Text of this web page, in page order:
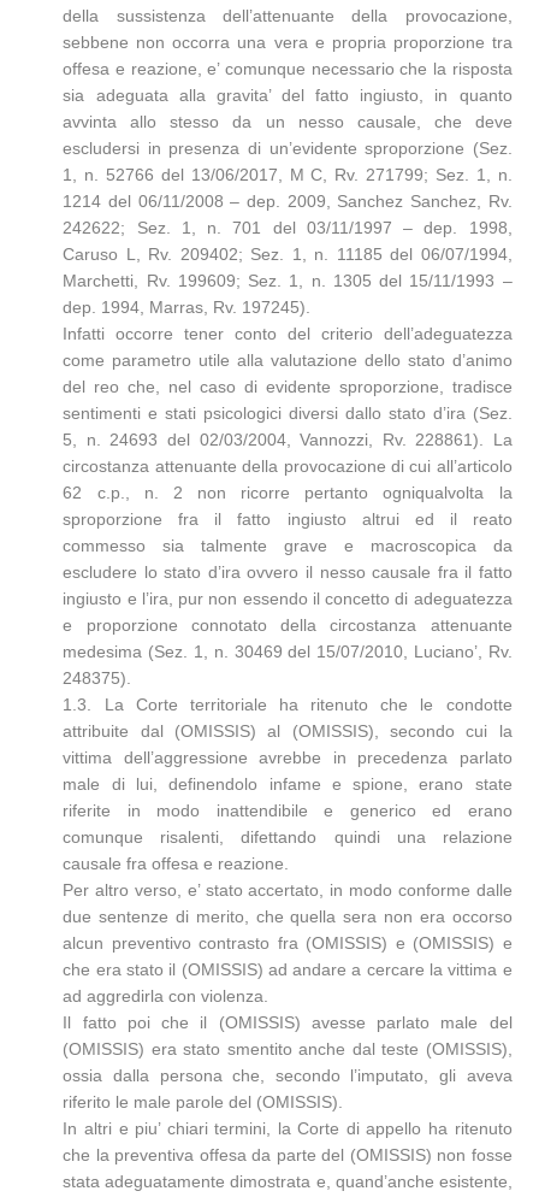
della sussistenza dell’attenuante della provocazione,
sebbene non occorra una vera e propria proporzione tra
offesa e reazione, e’ comunque necessario che la risposta
sia adeguata alla gravita’ del fatto ingiusto, in quanto
avvinta allo stesso da un nesso causale, che deve
escludersi in presenza di un’evidente sproporzione (Sez.
1, n. 52766 del 13/06/2017, M C, Rv. 271799; Sez. 1, n.
1214 del 06/11/2008 – dep. 2009, Sanchez Sanchez, Rv.
242622; Sez. 1, n. 701 del 03/11/1997 – dep. 1998,
Caruso L, Rv. 209402; Sez. 1, n. 11185 del 06/07/1994,
Marchetti, Rv. 199609; Sez. 1, n. 1305 del 15/11/1993 –
dep. 1994, Marras, Rv. 197245).
Infatti occorre tener conto del criterio dell’adeguatezza
come parametro utile alla valutazione dello stato d’animo
del reo che, nel caso di evidente sproporzione, tradisce
sentimenti e stati psicologici diversi dallo stato d’ira (Sez.
5, n. 24693 del 02/03/2004, Vannozzi, Rv. 228861). La
circostanza attenuante della provocazione di cui all’articolo
62 c.p., n. 2 non ricorre pertanto ogniqualvolta la
sproporzione fra il fatto ingiusto altrui ed il reato
commesso sia talmente grave e macroscopica da
escludere lo stato d’ira ovvero il nesso causale fra il fatto
ingiusto e l’ira, pur non essendo il concetto di adeguatezza
e proporzione connotato della circostanza attenuante
medesima (Sez. 1, n. 30469 del 15/07/2010, Luciano’, Rv.
248375).
1.3. La Corte territoriale ha ritenuto che le condotte
attribuite dal (OMISSIS) al (OMISSIS), secondo cui la
vittima dell’aggressione avrebbe in precedenza parlato
male di lui, definendolo infame e spione, erano state
riferite in modo inattendibile e generico ed erano
comunque risalenti, difettando quindi una relazione
causale fra offesa e reazione.
Per altro verso, e’ stato accertato, in modo conforme dalle
due sentenze di merito, che quella sera non era occorso
alcun preventivo contrasto fra (OMISSIS) e (OMISSIS) e
che era stato il (OMISSIS) ad andare a cercare la vittima e
ad aggredirla con violenza.
Il fatto poi che il (OMISSIS) avesse parlato male del
(OMISSIS) era stato smentito anche dal teste (OMISSIS),
ossia dalla persona che, secondo l’imputato, gli aveva
riferito le male parole del (OMISSIS).
In altri e piu’ chiari termini, la Corte di appello ha ritenuto
che la preventiva offesa da parte del (OMISSIS) non fosse
stata adeguatamente dimostrata e, quand’anche esistente,